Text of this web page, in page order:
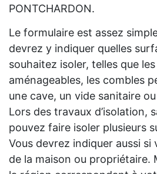
PONTCHARDON.
Le formulaire est assez
devrez y indiquer quelles
souhaitez isoler, telles que
aménageables, les combles
une cave, un vide sanitaire
Lors des travaux d’isolation,
pouvez faire isoler plusieurs
Vous devrez indiquer aussi
de la maison ou propriétaire.